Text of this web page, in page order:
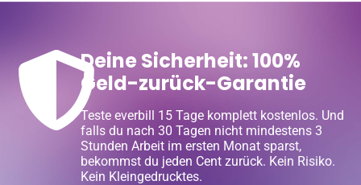
Deine Sicherheit: 100%
Geld-zurück-Garantie
Teste everbill 15 Tage komplett kostenlos. Und
falls du nach 30 Tagen nicht mindestens 3
Stunden Arbeit im ersten Monat sparst,
bekommst du jeden Cent zurück. Kein Risiko.
Kein Kleingedrucktes.